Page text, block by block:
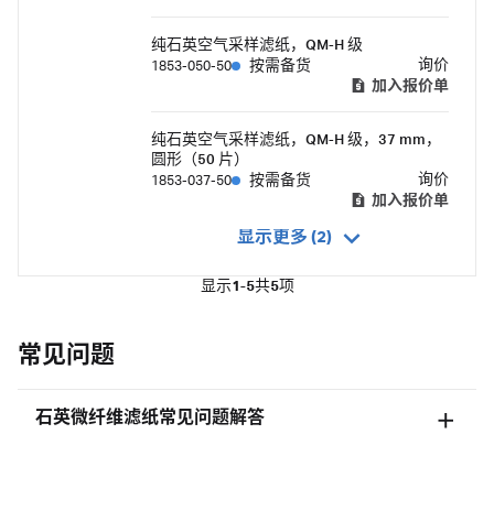
纯石英空气采样滤纸，QM-H 级
1853-050-50
按需备货
询价
加入报价单
纯石英空气采样滤纸，QM-H 级，37 mm，
圆形（50 片）
1853-037-50
按需备货
询价
加入报价单
显示更多 (2)
显示1-5共5项
常见问题
石英微纤维滤纸常见问题解答